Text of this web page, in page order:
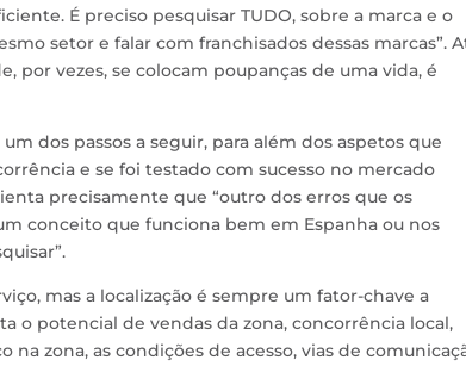
É preciso pesquisar TUDO, sobre a marca e o
setor e falar com franchisados dessas marcas”.
por vezes, se colocam poupanças de uma vida, é
dos passos a seguir, para além dos aspetos que
e se foi testado com sucesso no mercado
precisamente que “outro dos erros que os
conceito que funciona bem em Espanha ou nos
mas a localização é sempre um fator-chave a
o potencial de vendas da zona, concorrência local,
zona, as condições de acesso, vias de